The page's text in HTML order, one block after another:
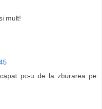
mult!
pc-u de la zburarea pe